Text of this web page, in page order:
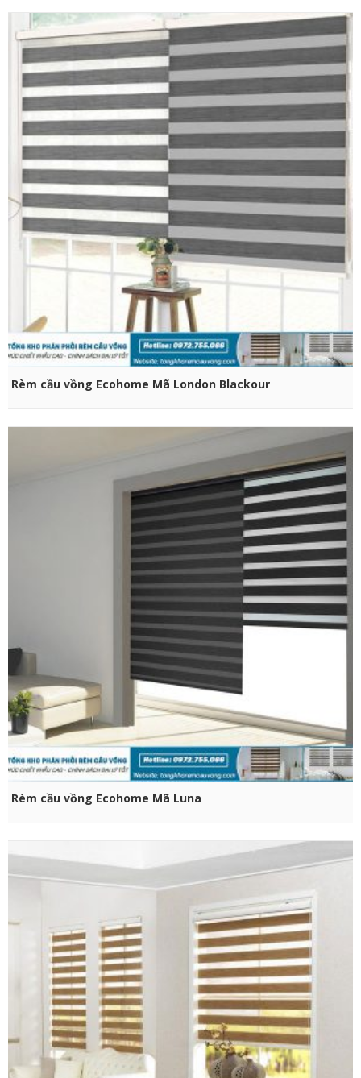
CHỌN SẢN PHẨM
Rèm cầu vồng Ecohome Mã London Blackour
CHỌN SẢN PHẨM
Rèm cầu vồng Ecohome Mã Luna